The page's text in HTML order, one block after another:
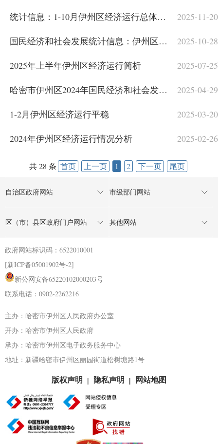
2025-11-20
统计信息：1-10月伊州区经济运行总体平稳
2025-10-28
国民经济和社会发展统计信息：伊州区前三季度经济运行简析
2025-07-25
2025年上半年伊州区经济运行简析
2025-04-29
哈密市伊州区2024年国民经济和社会发展统计公报
2025-03-20
1-2月伊州区经济运行平稳
2025-02-26
2024年伊州区经济运行情况分析
共 28 条 首页 上一页 1 2 下一页 尾页
自治区政府网站 市级部门网站
区（市）县区政府门户网站 其他网站
政府网站标识码：6522010001
[新ICP备05001902号-2]
新公网安备65220102000203号
联系电话：0902-2262216
主办：哈密市伊州区人民政府办公室
开办：哈密市伊州区人民政府
承办：哈密市伊州区电子政务服务中心
地址：新疆哈密市伊州区丽园街道松树塘路1号
版权声明 | 隐私声明 | 网站地图